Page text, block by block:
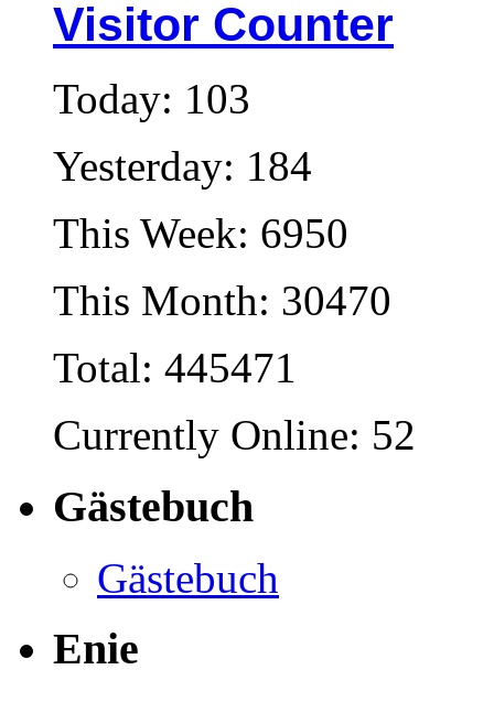
Visitor Counter
Today: 103
Yesterday: 184
This Week: 6950
This Month: 30470
Total: 445471
Currently Online: 52
Gästebuch
Gästebuch
Enie